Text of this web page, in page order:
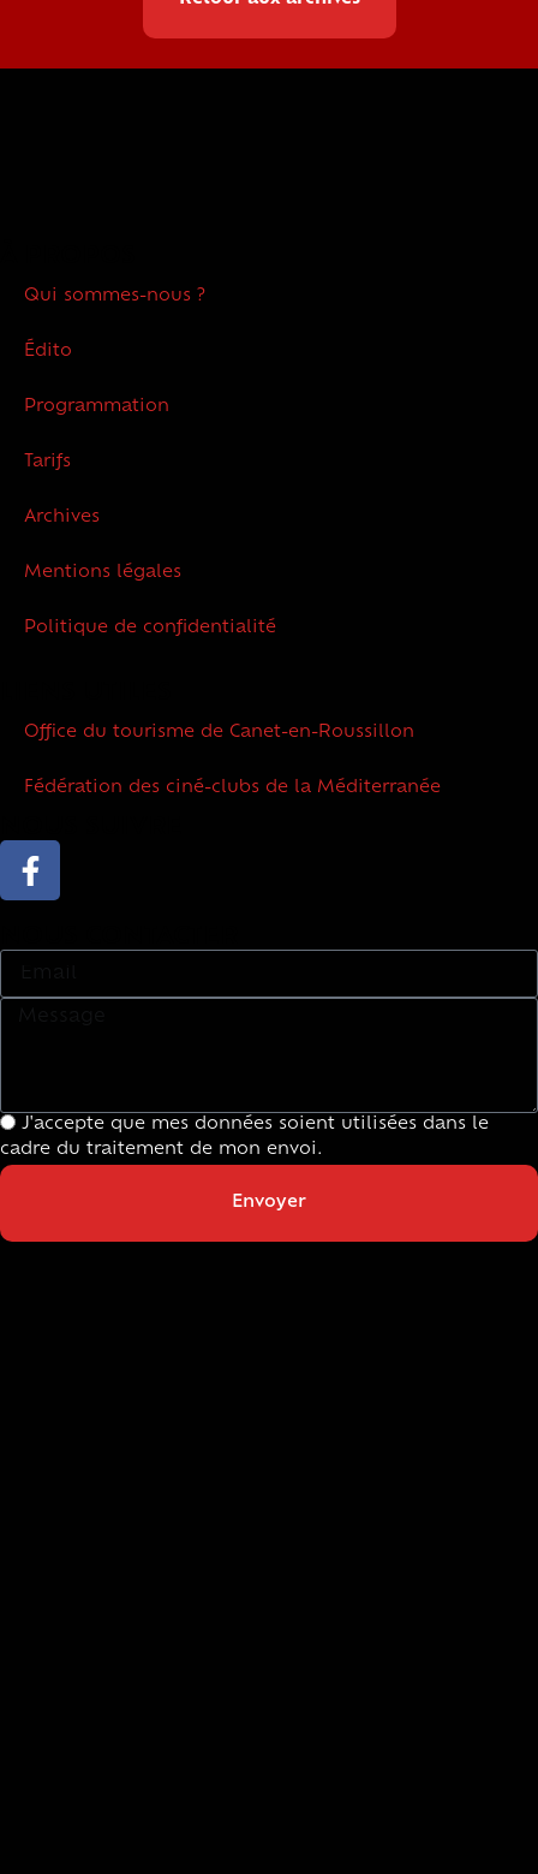
Qui sommes-nous ?
Édito
Programmation
Tarifs
Archives
Mentions légales
Politique de confidentialité
Office du tourisme de Canet-en-Roussillon
Fédération des ciné-clubs de la Méditerranée
J'accepte que mes données soient utilisées dans le
cadre du traitement de mon envoi.
Envoyer